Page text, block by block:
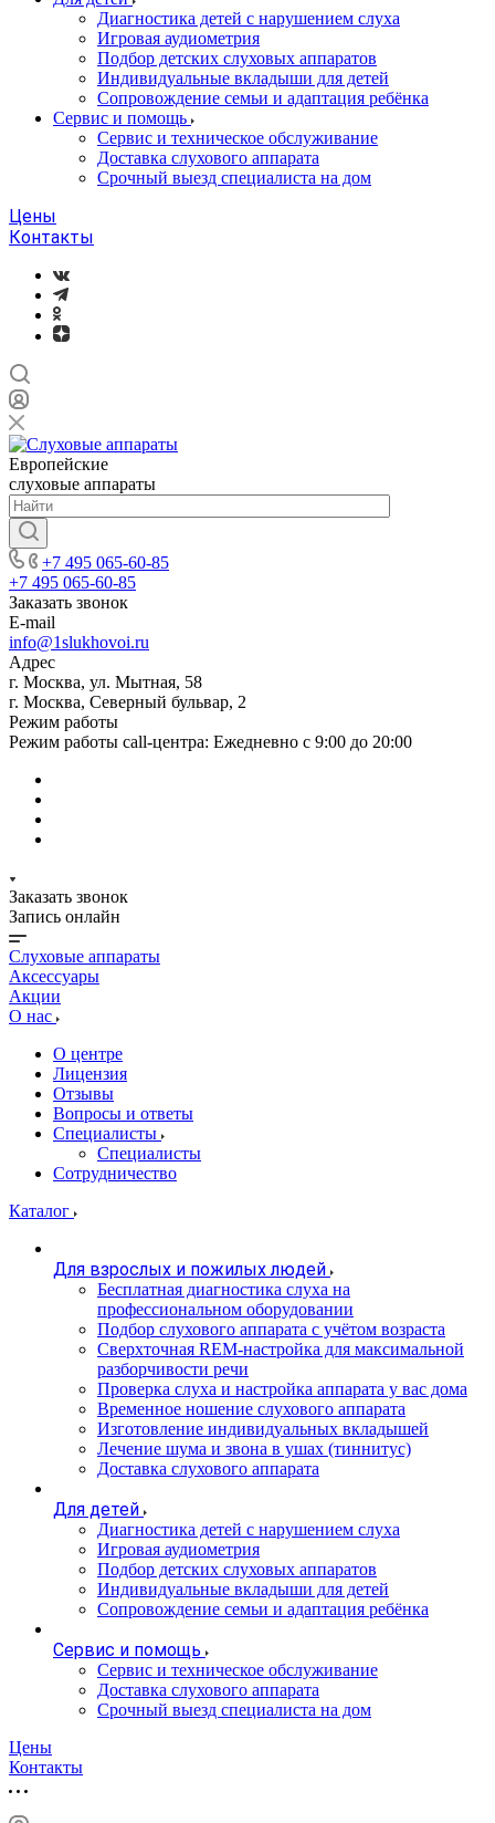
Диагностика детей с нарушением слуха
Игровая аудиометрия
Подбор детских слуховых аппаратов
Индивидуальные вкладыши для детей
Сопровождение семьи и адаптация ребёнка
Сервис и помощь
Сервис и техническое обслуживание
Доставка слухового аппарата
Срочный выезд специалиста на дом
Цены
Контакты
Европейские
слуховые аппараты
+7 495 065-60-85
+7 495 065-60-85
Заказать звонок
E-mail
info@1slukhovoi.ru
Адрес
г. Москва, ул. Мытная, 58
г. Москва, Северный бульвар, 2
Режим работы
Режим работы call-центра: Ежедневно с 9:00 до 20:00
Заказать звонок
Запись онлайн
Слуховые аппараты
Аксессуары
Акции
О нас
О центре
Лицензия
Отзывы
Вопросы и ответы
Специалисты
Специалисты
Сотрудничество
Каталог
Для взрослых и пожилых людей
Бесплатная диагностика слуха на
профессиональном оборудовании
Подбор слухового аппарата с учётом возраста
Сверхточная REM-настройка для максимальной
разборчивости речи
Проверка слуха и настройка аппарата у вас дома
Временное ношение слухового аппарата
Изготовление индивидуальных вкладышей
Лечение шума и звона в ушах (тиннитус)
Доставка слухового аппарата
Для детей
Диагностика детей с нарушением слуха
Игровая аудиометрия
Подбор детских слуховых аппаратов
Индивидуальные вкладыши для детей
Сопровождение семьи и адаптация ребёнка
Сервис и помощь
Сервис и техническое обслуживание
Доставка слухового аппарата
Срочный выезд специалиста на дом
Цены
Контакты